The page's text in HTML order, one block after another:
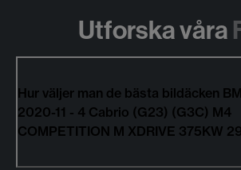
Utforska våra
Hur väljer man de bästa bildäcken
2020-11 - 4 Cabrio (G23) (G3C) M4
COMPETITION M XDRIVE 375KW